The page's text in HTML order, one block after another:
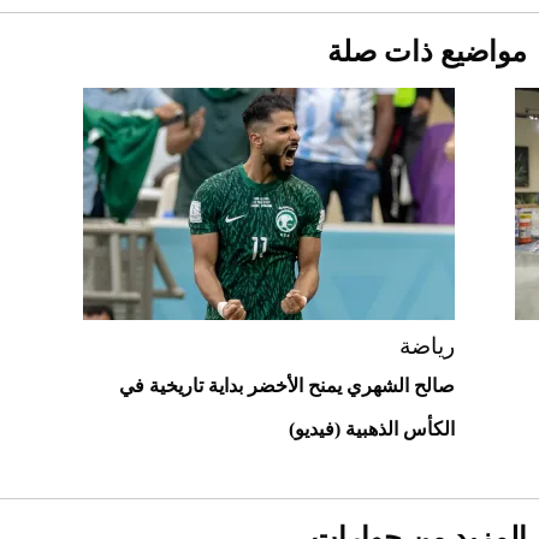
أغلى 10 عطور في العالم للرجال تمنحك فخامة
2026-07-25
"بوجاتي ميسترال" الاستثنائية للبيع في
مزاد مونتيري
2026-07-23
مواضيع ذات صلة
رياضة
صالح الشهري يمنح الأخضر بداية تاريخية في
الكأس الذهبية (فيديو)